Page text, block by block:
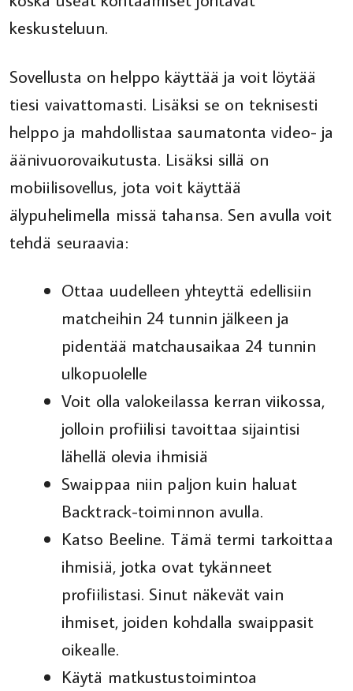
keskusteluun.
Sovellusta on helppo käyttää ja voit löytää
tiesi vaivattomasti. Lisäksi se on teknisesti
helppo ja mahdollistaa saumatonta video- ja
äänivuorovaikutusta. Lisäksi sillä on
mobiilisovellus, jota voit käyttää
älypuhelimella missä tahansa. Sen avulla voit
tehdä seuraavia:
Ottaa uudelleen yhteyttä edellisiin
matcheihin 24 tunnin jälkeen ja
pidentää matchausaikaa 24 tunnin
ulkopuolelle
Voit olla valokeilassa kerran viikossa,
jolloin profiilisi tavoittaa sijaintisi
lähellä olevia ihmisiä
Swaippaa niin paljon kuin haluat
Backtrack-toiminnon avulla.
Katso Beeline. Tämä termi tarkoittaa
ihmisiä, jotka ovat tykänneet
profiilistasi. Sinut näkevät vain
ihmiset, joiden kohdalla swaippasit
oikealle.
Käytä matkustustoimintoa